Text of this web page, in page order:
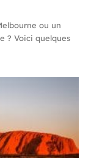
ou un
? Voici quelques